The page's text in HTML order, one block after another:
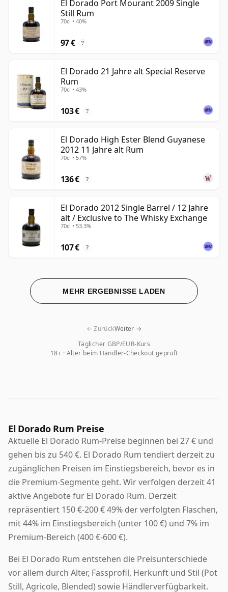
El Dorado Port Mourant 2009 Single
Still Rum
70cl • 40%
97 € ?
El Dorado 21 Jahre alt Special Reserve
Rum
70cl • 43%
103 € ?
El Dorado High Ester Blend Guyanese
2012 11 Jahre alt Rum
70cl • 57%
136 € ?
El Dorado 2012 Single Barrel / 12 Jahre
alt / Exclusive to The Whisky Exchange
70cl • 53.3%
107 € ?
MEHR ERGEBNISSE LADEN
Täglicher GBP/EUR-Kurs
18+ · Alter beim Händler-Checkout geprüft
← ZurückWeiter →
El Dorado Rum Preise
Aktuelle El Dorado Rum-Preise beginnen bei 27 € und
gehen bis zu 540 €. El Dorado Rum tendiert derzeit zu
zugänglichen Preisen im Einstiegsbereich, bevor es in
die Premium-Segmente geht. Wir verfolgen derzeit 41
aktive Angebote für El Dorado Rum. Derzeit
repräsentiert 150 €-200 € 49% der verfolgten Flaschen,
mit 44% im Einstiegsbereich (unter 100 €) und 7% im
Premium-Bereich (400 €-600 €).
Bei El Dorado Rum entstehen die Preisunterschiede
vor allem durch Alter, Fassprofil, Herkunft und Stil (Pot
Still, Agricole, Blended) sowie Händlerverfügbarkeit.